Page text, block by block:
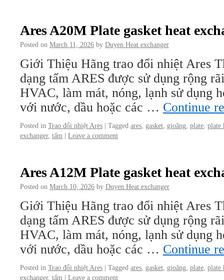
Ares A20M Plate gasket heat
Posted on March 11, 2026 by Duyen Heat exchanger
Giới Thiệu Hãng trao đổi nhiệt Ares
dạng tấm ARES được sử dụng rộng
HVAC, làm mát, nóng, lạnh sử dụng
với nước, dầu hoặc các … Continue
Posted in Trao đổi nhiệt Ares | Tagged ares gasket gioăng plate plate
exchanger, tấm | Leave a comment
Ares A12M Plate gasket heat
Posted on March 10, 2026 by Duyen Heat exchanger
Giới Thiệu Hãng trao đổi nhiệt Ares
dạng tấm ARES được sử dụng rộng
HVAC, làm mát, nóng, lạnh sử dụng
với nước, dầu hoặc các … Continue
Posted in Trao đổi nhiệt Ares | Tagged ares gasket gioăng plate plate
exchanger, tấm | Leave a comment